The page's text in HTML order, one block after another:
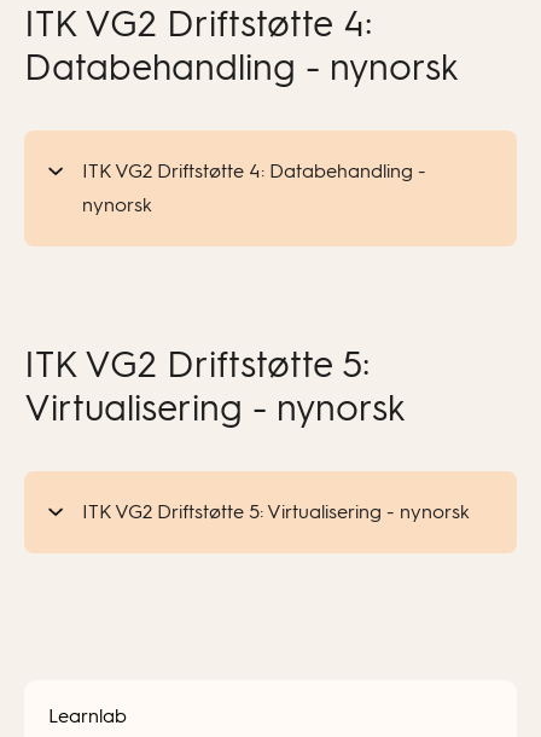
ITK VG2 Driftstøtte 4:
Databehandling - nynorsk
ITK VG2 Driftstøtte 4: Databehandling -
nynorsk
ITK VG2 Driftstøtte 5:
Virtualisering - nynorsk
ITK VG2 Driftstøtte 5: Virtualisering - nynorsk
Learnlab